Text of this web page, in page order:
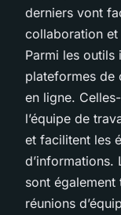
derniers vont
collaboration et
Parmi les outils
plateformes de
en ligne.
l’équipe de
et facilitent les
sont
réunions